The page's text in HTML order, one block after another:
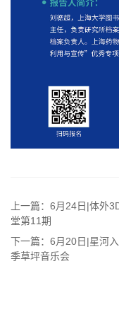
上一篇：6月24日|体
堂第11期
下一篇：6月20日|星河
季草坪音乐会